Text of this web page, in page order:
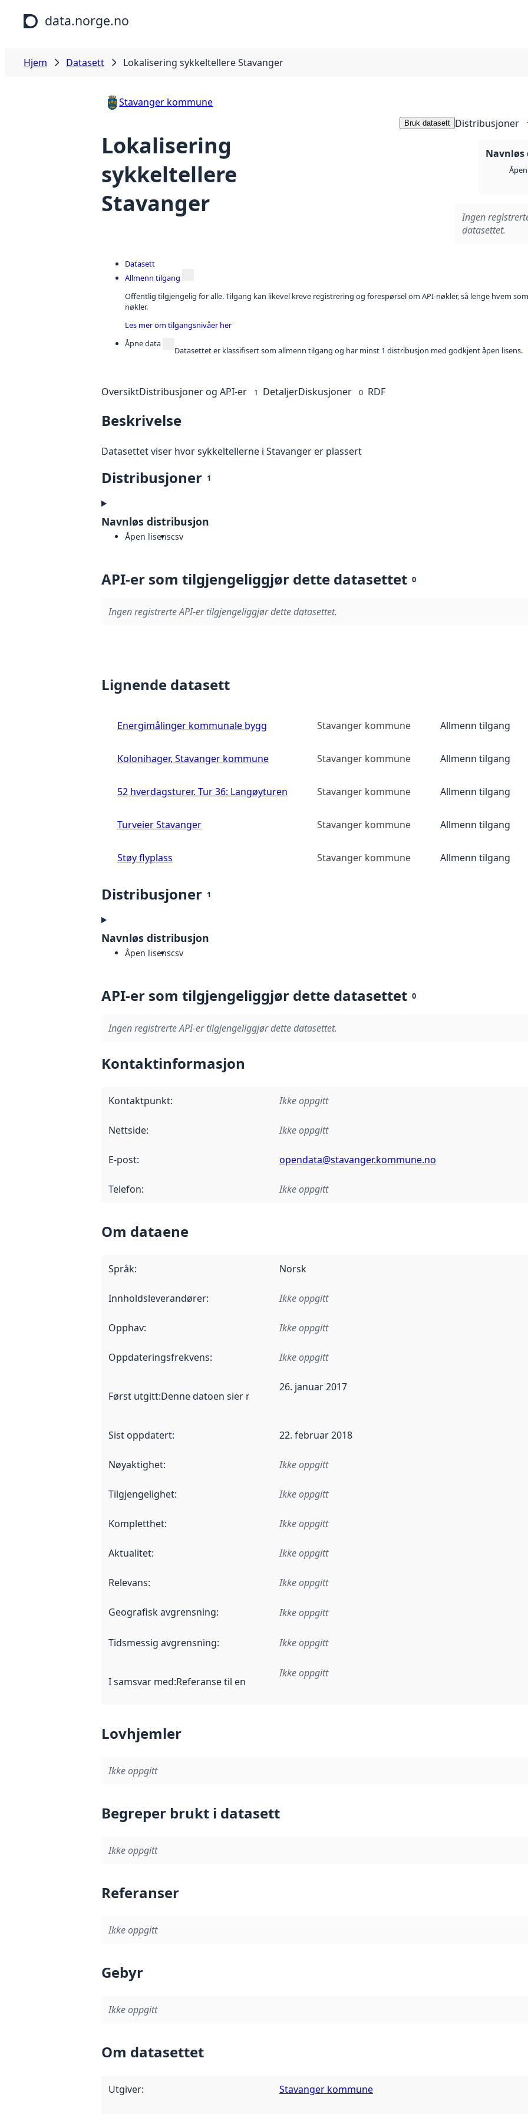
Hopp til hovedinnhold
data.norge.no
Hjem Datasett Lokalisering sykkeltellere Stavanger
Stavanger kommune
Lokalisering
sykkeltellere
Stavanger
Bruk datasett Distribusjoner
Ingen
datasettet.
Datasett
Allmenn tilgang
Offentlig tilgjengelig for alle. Tilgang kan likevel kreve registrering og forespørsel om API-nøkler, så lenge hvem
nøkler.
Les mer om tilgangsnivåer her
Åpne data
Datasettet er klassifisert som allmenn tilgang og har minst 1 distribusjon med godkjent åpen lisens.
OversiktDistribusjoner og API-er 1 DetaljerDiskusjoner 0 RDF
Beskrivelse
Datasettet viser hvor sykkeltellerne i Stavanger er plassert
Distribusjoner 1
Navnløs distribusjon
Åpen lisenscsv
API-er som tilgjengeliggjør dette datasettet 0
Ingen registrerte API-er tilgjengeliggjør dette datasettet.
Lignende datasett
Energimålinger kommunale bygg Stavanger kommune Allmenn tilgang
Kolonihager, Stavanger kommune Stavanger kommune Allmenn tilgang
52 hverdagsturer. Tur 36: Langøyturen Stavanger kommune Allmenn tilgang
Turveier Stavanger Stavanger kommune Allmenn tilgang
Støy flyplass Stavanger kommune Allmenn tilgang
Distribusjoner 1
Navnløs distribusjon
Åpen lisenscsv
API-er som tilgjengeliggjør dette datasettet 0
Ingen registrerte API-er tilgjengeliggjør dette datasettet.
Kontaktinformasjon
Kontaktpunkt: Ikke oppgitt
Nettside: Ikke oppgitt
E-post: opendata@stavanger.kommune.no
Telefon: Ikke oppgitt
Om dataene
Språk: Norsk
Innholdsleverandører: Ikke oppgitt
Opphav: Ikke oppgitt
Oppdateringsfrekvens: Ikke oppgitt
Først utgitt:Denne datoen sier når dataene i dette datasettet første gang ble utgitt. Det kan
26. januar 2017
Sist oppdatert: 22. februar 2018
Nøyaktighet: Ikke oppgitt
Tilgjengelighet: Ikke oppgitt
Kompletthet: Ikke oppgitt
Aktualitet: Ikke oppgitt
Relevans: Ikke oppgitt
Geografisk avgrensning: Ikke oppgitt
Tidsmessig avgrensning: Ikke oppgitt
I samsvar med:Referanse til en implementasjonsregel eller annen spesifikasjon, som ligger
Ikke oppgitt
Lovhjemler
Ikke oppgitt
Begreper brukt i datasett
Ikke oppgitt
Referanser
Ikke oppgitt
Gebyr
Ikke oppgitt
Om datasettet
Utgiver: Stavanger kommune